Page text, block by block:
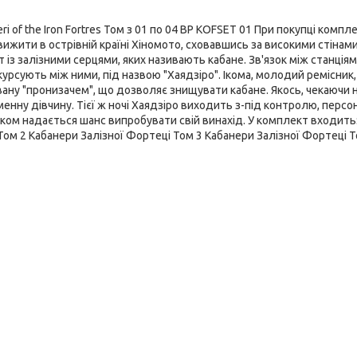
of the Iron Fortres Том з 01 по 04 BP KOFSET 01 При покупці
в острівній країні Хіномото, сховавшись за високими стінами
залізними серцями, яких називають кабане. Зв'язок між
між ними, під назвою "Хаядзіро". Ікома, молодий
"пронизачем", що дозволяє знищувати кабане. Якось, чекаючи
дівчину. Тієї ж ночі Хаядзіро виходить з-під контролю,
надається шанс випробувати свій винахід. У комплект входить:
2 Кабанери Залізної Фортеці Том 3 Кабанери Залізної Фортеці